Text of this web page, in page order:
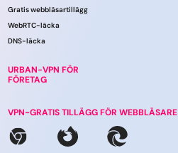
Gratis webbläsartillägg
WebRTC-läcka
DNS-läcka
URBAN-VPN FÖR
FÖRETAG
VPN-GRATIS TILLÄGG FÖR WEBBLÄSARE